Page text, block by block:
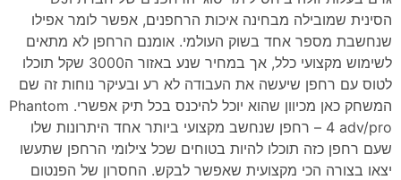
הסינית שמובילה מבחינה איכות הרחפנים, אפשר לומר אפילו
שנחשבת מספר אחד בשוק העולמי. אומנם הרחפן לא מתאים
לשימוש מקצועי כלל, אך במחיר שנע באזור ה3000 שקל תוכלו
לטוס עם רחפן שיעשה את העבודה לא רע ובעיקר נוחות זה שם
המשחק כאן מכיוון שהוא יוכל להיכנס בכל תיק אפשרי. Phantom
4 adv/pro – רחפן שנחשב מקצועי ביותר אחד היתרונות שלו
שעם רחפן כזה תוכלו להיות בטוחים שכל צילומי הרחפן שתעשו
יצאו בצורה הכי מקצועית שאפשר לבקש. החסרון של הפנטום